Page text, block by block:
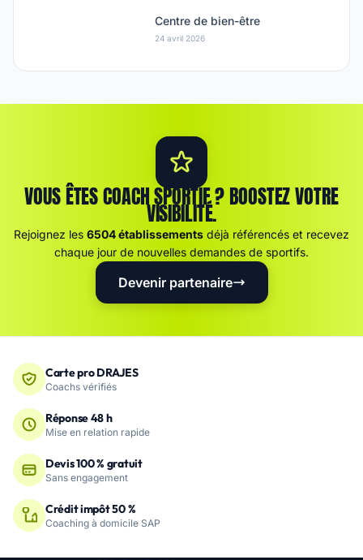
Centre de bien-être
24 avril 2026
VOUS ÊTES COACH SPORTIF ? BOOSTEZ VOTRE
VISIBILITÉ.
Rejoignez les 6504 établissements déjà référencés et recevez
chaque jour de nouvelles demandes de sportifs.
Devenir partenaire
Carte pro DRAJES
Coachs vérifiés
Réponse 48 h
Mise en relation rapide
Devis 100 % gratuit
Sans engagement
Crédit impôt 50 %
Coaching à domicile SAP